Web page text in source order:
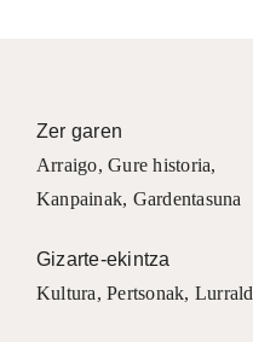
Zer garen
Arraigo,Gure historia,
Kanpainak, Gardentasuna
Gizarte-ekintza
Kultura,Pertsonak,